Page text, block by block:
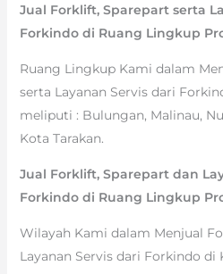
Jual Forklift, Sparepart serta
Forkindo di Ruang Lingkup
Ruang Lingkup Kami dalam
serta Layanan Servis dari
meliputi : Bulungan, Malinau,
Kota Tarakan.
Jual Forklift, Sparepart dan
Forkindo di Ruang Lingkup
Wilayah Kami dalam Menjual
Layanan Servis dari Forkindo di